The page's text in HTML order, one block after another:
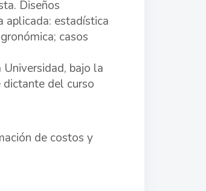
Diseños
aplicada: estadística
casos
bajo la
dictante del curso
de costos y